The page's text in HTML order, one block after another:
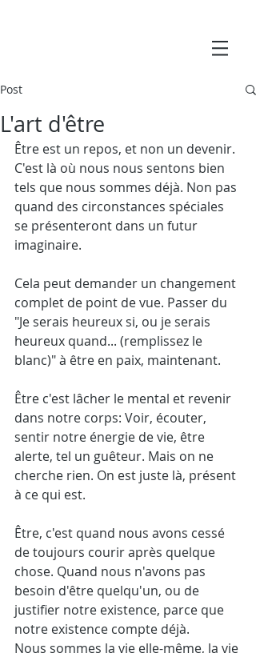
Post
L'art d'être
Être est un repos, et non un devenir.
C'est là où nous nous sentons bien
tels que nous sommes déjà. Non pas
quand des circonstances spéciales
se présenteront dans un futur
imaginaire.
Cela peut demander un changement
complet de point de vue. Passer du
"Je serais heureux si, ou je serais
heureux quand... (remplissez le
blanc)" à être en paix, maintenant.
Être c'est lâcher le mental et revenir
dans notre corps: Voir, écouter,
sentir notre énergie de vie, être
alerte, tel un guêteur. Mais on ne
cherche rien. On est juste là, présent
à ce qui est.
Être, c'est quand nous avons cessé
de toujours courir après quelque
chose. Quand nous n'avons pas
besoin d'être quelqu'un, ou de
justifier notre existence, parce que
notre existence compte déjà.
Nous sommes la vie elle-même, la vie